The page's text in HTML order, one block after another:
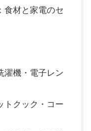
食材と家電のセ
濯機・電子レン
トクック・コー